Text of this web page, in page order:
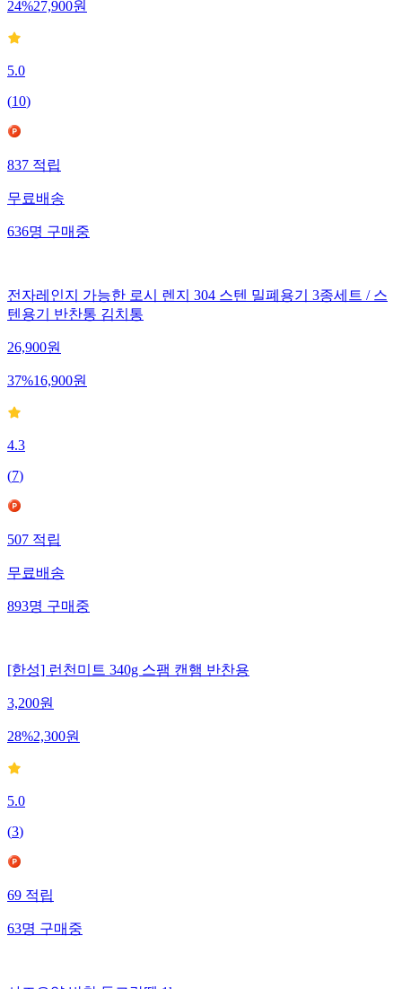
24%27,900원
5.0
(10)
837적립
무료배송
636명구매중
전자레인지 가능한 로시 렌지 304 스텐 밀폐용기 3종세트 / 스
텐용기 반찬통 김치통
26,900원
37%16,900원
4.3
(7)
507적립
무료배송
893명구매중
[한성] 런천미트 340g 스팸 캔햄 반찬용
3,200원
28%2,300원
5.0
(3)
69적립
63명구매중